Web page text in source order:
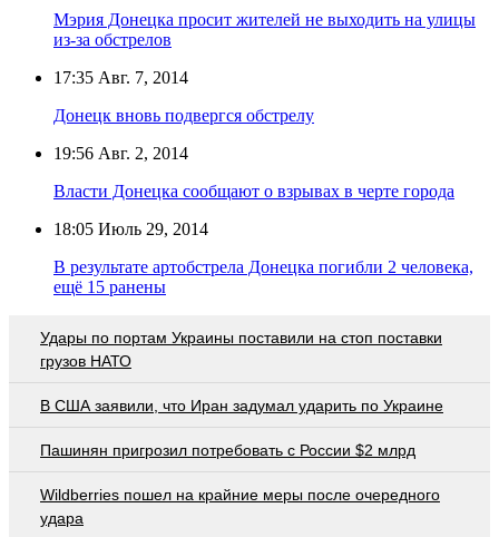
Мэрия Донецка просит жителей не выходить на улицы
из-за обстрелов
17:35 Авг. 7, 2014
Донецк вновь подвергся обстрелу
19:56 Авг. 2, 2014
Власти Донецка сообщают о взрывах в черте города
18:05 Июль 29, 2014
В результате артобстрела Донецка погибли 2 человека,
ещё 15 ранены
Удары по портам Украины поставили на стоп поставки
грузов НАТО
В США заявили, что Иран задумал ударить по Украине
Пашинян пригрозил потребовать c России $2 млрд
Wildberries пошел на крайние меры после очередного
удара